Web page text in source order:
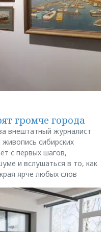
громче города
внештатный журналист
сибирских
с первых шагов,
и вслушаться в то, как
ярче любых слов